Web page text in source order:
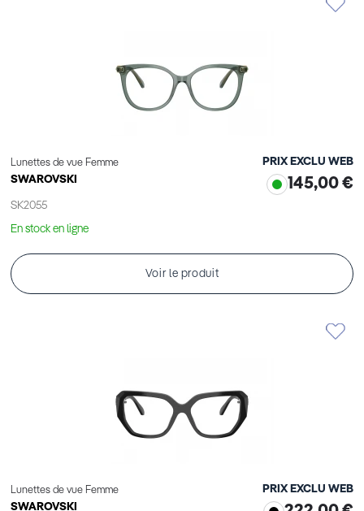
Lunettes de vue Femme
SWAROVSKI
SK2055
PRIX EXCLU WEB
145,00 €
En stock en ligne
Voir le produit
Lunettes de vue Femme
SWAROVSKI
PRIX EXCLU WEB